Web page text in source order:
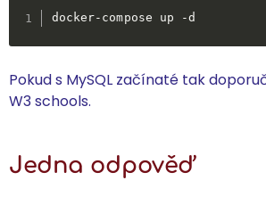
docker-compose up -d
Pokud s MySQL začínaté tak
W3 schools.
Jedna odpověď